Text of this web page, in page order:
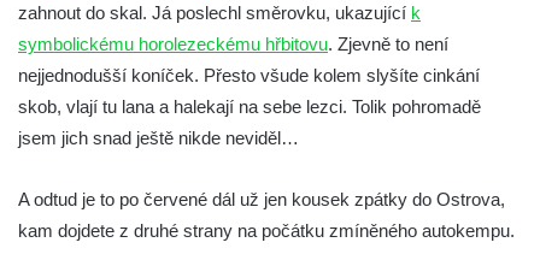
zahnout do skal. Já poslechl směrovku, ukazující k
symbolickému horolezeckému hřbitovu. Zjevně to není
nejjednodušší koníček. Přesto všude kolem slyšíte cinkání
skob, vlají tu lana a halekají na sebe lezci. Tolik pohromadě
jsem jich snad ještě nikde neviděl…
A odtud je to po červené dál už jen kousek zpátky do Ostrova,
kam dojdete z druhé strany na počátku zmíněného autokempu.